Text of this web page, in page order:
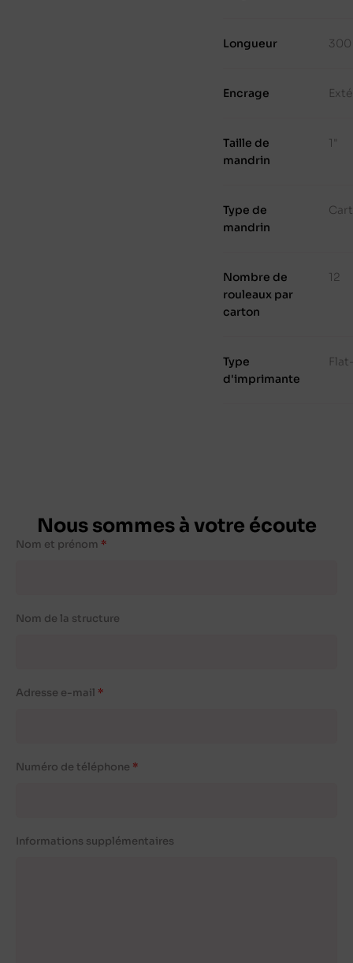
Longueur 300
Encrage
Taille de
mandrin
1"
Type de
mandrin
Nombre de
rouleaux par
carton
12
Type
d'imprimante
Nous sommes à votre écoute
Nom et prénom
Nom de la structure
Adresse e-mail
Numéro de téléphone
Informations supplémentaires